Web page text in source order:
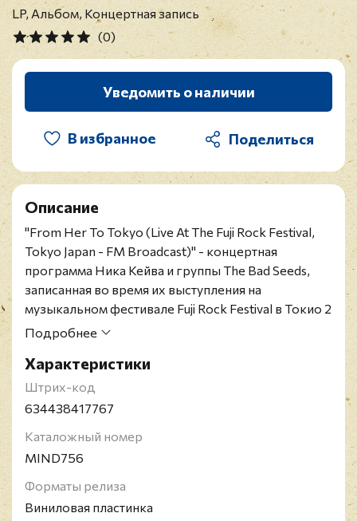
LP, Альбом, Концертная запись
(0)
Уведомить о наличии
В избранное
Описание
"From Her To Tokyo (Live At The Fuji Rock Festival,
Tokyo Japan - FM Broadcast)" - концертная
программа Ника Кейва и группы The Bad Seeds,
записанная во время их выступления на
музыкальном фестивале Fuji Rock Festival в Токио 2
августа 1998 года.
копий издание на чёрном виниле.
Рок-группа Nick Cave and the Bad Seeds была
создана в 1983 году в Мельбурне автором
музыкантом Миком Харви. Позже к ним
присоединился немецкий авангардный музыкант
и композитор Бликса Бальгерд. Дебютный
альбом группы, "From Her to Eternity", вышел в
Подробнее
Характеристики
Штрих-код
634438417767
Каталожный номер
MIND756
Форматы релиза
Виниловая пластинка